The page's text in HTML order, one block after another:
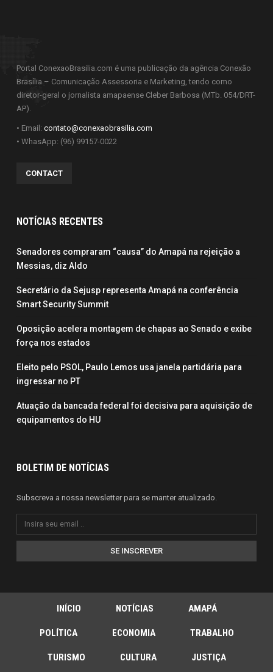
Portal ConexaoBrasilia.com é uma publicação da agência Conexão
Brasília – Comunicação Assessoria e Marketing, tendo como
diretor-geral o jornalista amapaense Cleber Barbosa (MTb. 054/DRT-
AP).
• Email: contato@conexaobrasilia.com
• WhasApp: (96) 99157-0022
CONTACT
NOTÍCIAS RECENTES
Senadores compraram “causa” do Amapá na rejeição a
Messias, diz Aldo
Secretário da Sejusp representa Amapá na conferência
Smart Security Summit
Oposição acelera montagem de chapas ao Senado e exibe
força nos estados
Eleito pelo PSOL, Paulo Lemos usa janela partidária para
ingressar no PT
Atuação da bancada federal foi decisiva para aquisição de
equipamentos do HU
BOLETIM DE NOTÍCIAS
Subscreva a nossa newsletter para se manter atualizado.
SE INSCREVER
INÍCIO NOTÍCIAS AMAPÁ
POLÍTICA ECONOMIA TRABALHO
TURISMO CULTURA JUSTIÇA